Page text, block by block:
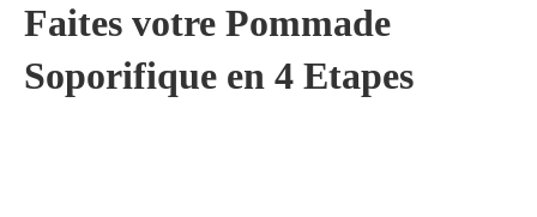
Faites votre Pommade
Soporifique en 4 Etapes